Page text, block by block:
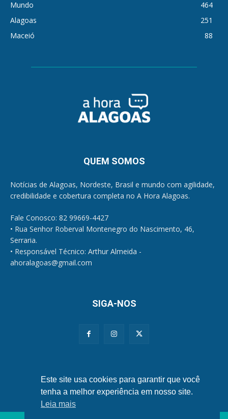
Mundo
464
Alagoas
251
Maceió
88
QUEM SOMOS
Notícias de Alagoas, Nordeste, Brasil e mundo com agilidade,
credibilidade e cobertura completa no A Hora Alagoas.
Fale Conosco: 82 99669-4427
• Rua Senhor Roberval Montenegro do Nascimento, 46,
Serraria.
• Responsável Técnico: Arthur Almeida -
ahoralagoas@gmail.com
SIGA-NOS
Este site usa cookies para garantir que você
tenha a melhor experiência em nosso site.
Leia mais